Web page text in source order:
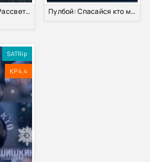
Сумерки. Сага. Рассвет: Часть 2 (2012) Пулбой: Спасайся кто может (2011) Онлайн
SATRip
KP 4.4